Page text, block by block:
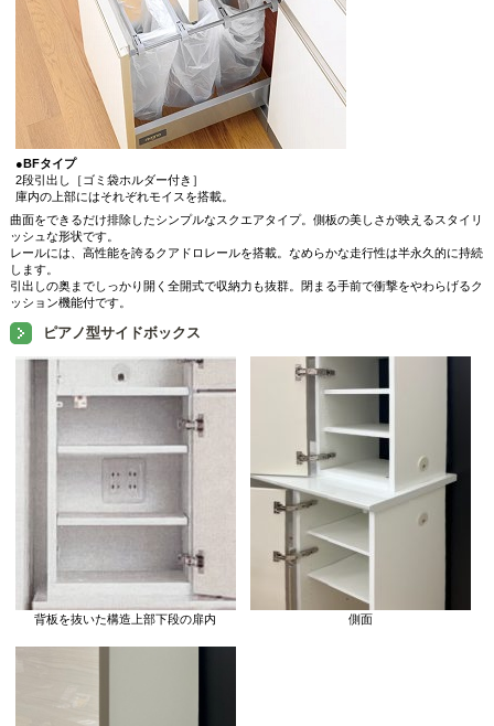
●BFタイプ
2段引出し［ゴミ袋ホルダー付き］
庫内の上部にはそれぞれモイスを搭載。
曲面をできるだけ排除したシンプルなスクエアタイプ。側板の美しさが映えるスタイリ
ッシュな形状です。
レールには、高性能を誇るクアドロレールを搭載。なめらかな走行性は半永久的に持続
します。
引出しの奥までしっかり開く全開式で収納力も抜群。閉まる手前で衝撃をやわらげるク
ッション機能付です。
ピアノ型サイドボックス
背板を抜いた構造上部下段の扉内 側面